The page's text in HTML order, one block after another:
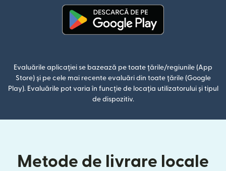
Evaluările aplicației se bazează pe toate țările/regiunile (App
Store) și pe cele mai recente evaluări din toate țările (Google
Play). Evaluările pot varia în funcție de locația utilizatorului și tipul
de dispozitiv.
Metode de livrare locale